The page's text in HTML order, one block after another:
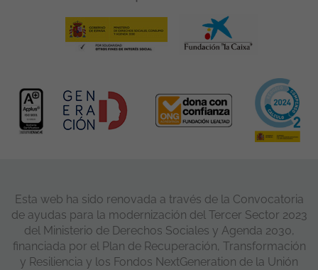
Esta web ha sido renovada a través de la Convocatoria
de ayudas para la modernización del Tercer Sector 2023
del Ministerio de Derechos Sociales y Agenda 2030,
financiada por el Plan de Recuperación, Transformación
y Resiliencia y los Fondos NextGeneration de la Unión